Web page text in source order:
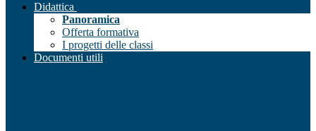
Didattica
Panoramica
Offerta formativa
I progetti delle classi
Documenti utili